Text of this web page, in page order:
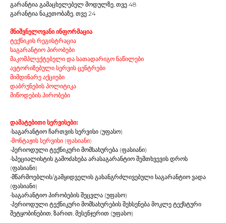
გარანტია გამაცხელებელ მოდულზე, თვე 48
გარანტია ნაკეთობაზე, თვე 24
მნიშვნელოვანი ინფორმაცია
ტექნიკის რეგისტრაცია
საგარანტიო პირობები
მაკომპლექტებელი და სათადარიგო ნაწილები
ავტორიზებული სერვის ცენტრები
მიმდინარე აქციები
დაბრუნების პოლიტიკა
მიწოდების პირობები
დამატებითი სერვისები:
•საგარანტიო ჩართვის სერვისი (უფასო)
•მონტაჟის სერვისი (ფასიანი)
•პერიოდული ტექნიკური მომსახურება (ფასიანი)
•სპეციალისტის გამოძახება არასაგარანტიო შემთხვევის დროს
(ფასიანი)
•მწარმოებლის/გამყიდველის გახანგრძლივებული საგარანტიო ვადა
(ფასიანი)
•საგარანტიო პირობების შეცვლა (უფასო)
•პერიოდული ტექნიკური მომსახურების შეხსენება მოკლე ტექსტური
შეტყობინებით, ზარით, მესენჯერით (უფასო)